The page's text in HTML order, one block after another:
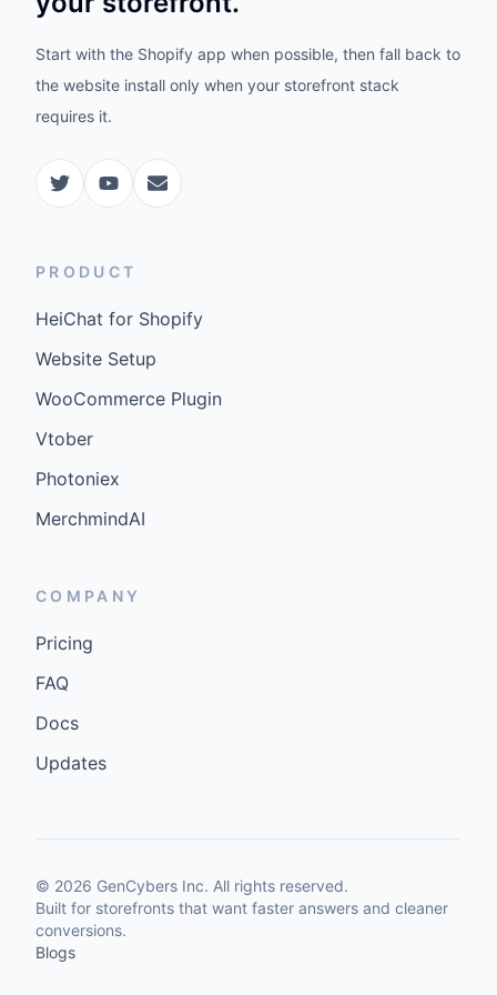
Start with the Shopify app when possible, then fall back to
the website install only when your storefront stack
requires it.
PRODUCT
HeiChat for Shopify
Website Setup
WooCommerce Plugin
Vtober
Photoniex
MerchmindAI
COMPANY
Pricing
FAQ
Docs
Updates
© 2026 GenCybers Inc. All rights reserved.
Built for storefronts that want faster answers and cleaner
conversions.
Blogs